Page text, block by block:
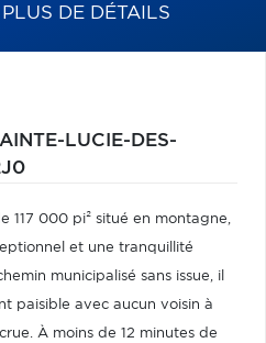
DE DÉTAILS
LUCIE-DES-
117 000 pi² situé en montagne,
et une tranquillité
municipalisé sans issue, il
paisible avec aucun voisin à
À moins de 12 minutes de